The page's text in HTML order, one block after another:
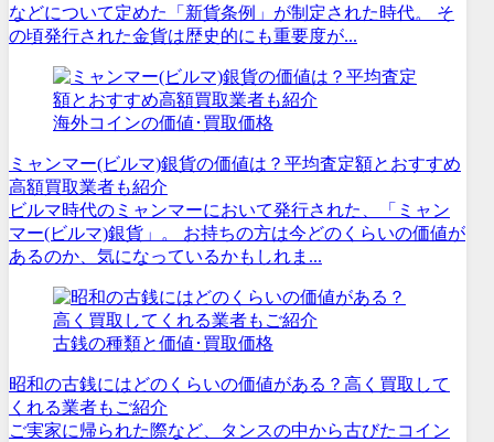
などについて定めた「新貨条例」が制定された時代。 そ
の頃発行された金貨は歴史的にも重要度が...
海外コインの価値･買取価格
ミャンマー(ビルマ)銀貨の価値は？平均査定額とおすすめ
高額買取業者も紹介
ビルマ時代のミャンマーにおいて発行された、「ミャン
マー(ビルマ)銀貨」。 お持ちの方は今どのくらいの価値が
あるのか、気になっているかもしれま...
古銭の種類と価値･買取価格
昭和の古銭にはどのくらいの価値がある？高く買取して
くれる業者もご紹介
ご実家に帰られた際など、タンスの中から古びたコイン